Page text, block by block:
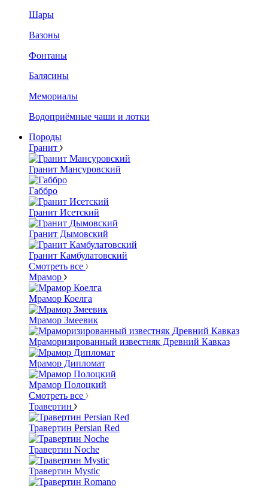
Шары
Вазоны
Фонтаны
Балясины
Мемориалы
Водоприёмные чаши и лотки
Породы
Гранит
Гранит Мансуровский
Габбро
Гранит Исетский
Гранит Дымовский
Гранит Камбулатовский
Смотреть все
Мрамор
Мрамор Коелга
Мрамор Змеевик
Мраморизированный известняк Древний Кавказ
Мрамор Дипломат
Мрамор Полоцкий
Смотреть все
Травертин
Травертин Persian Red
Травертин Noche
Травертин Mystic